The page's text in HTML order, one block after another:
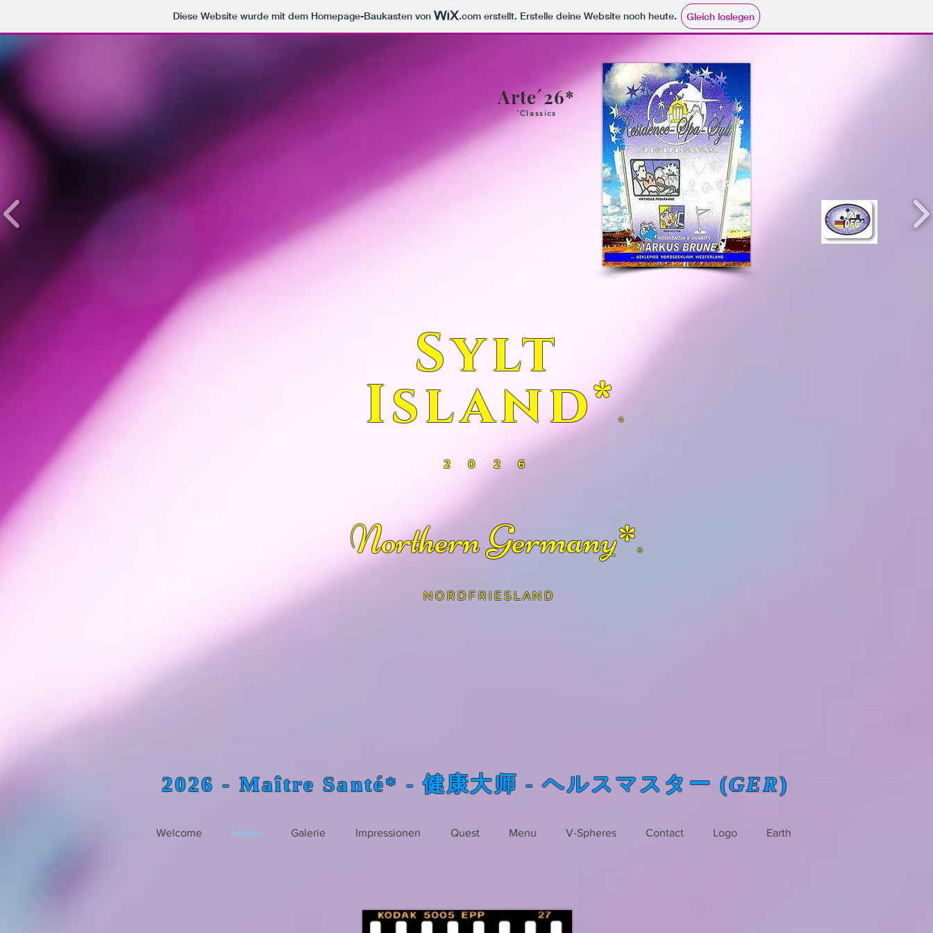
Diese Website wurde mit dem Homepage-Baukasten von .com erstellt. Erstelle deine Website noch heute. Gleich loslegen
Sylt
Island*©
2 0 2 6
Northern Germany*©
NO R D F R I E S L A N D
2026 - Maître Santé* - 健康大师 - ヘルスマスター (GER)
Welcome Home Galerie Impressionen Quest Menu V-Spheres Contact Logo Earth
Arte´26*
´Classics